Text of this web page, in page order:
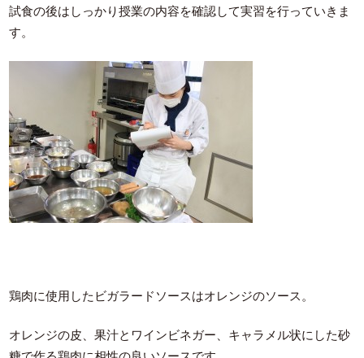
試食の後はしっかり授業の内容を確認して実習を行っていきま
す。
鶏肉に使用したビガラードソースはオレンジのソース。
オレンジの皮、果汁とワインビネガー、キャラメル状にした砂